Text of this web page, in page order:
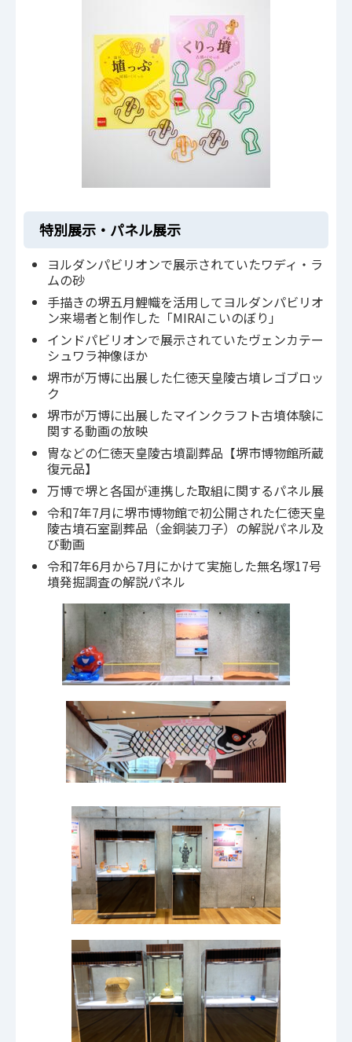
特別展示・パネル展示
ヨルダンパビリオンで展示されていたワディ・ラ
ムの砂
手描きの堺五月鯉幟を活用してヨルダンパビリオ
ン来場者と制作した「MIRAIこいのぼり」
インドパビリオンで展示されていたヴェンカテー
シュワラ神像ほか
堺市が万博に出展した仁徳天皇陵古墳レゴブロッ
ク
堺市が万博に出展したマインクラフト古墳体験に
関する動画の放映
冑などの仁徳天皇陵古墳副葬品【堺市博物館所蔵
復元品】
万博で堺と各国が連携した取組に関するパネル展
令和7年7月に堺市博物館で初公開された仁徳天皇
陵古墳石室副葬品（金銅装刀子）の解説パネル及
び動画
令和7年6月から7月にかけて実施した無名塚17号
墳発掘調査の解説パネル